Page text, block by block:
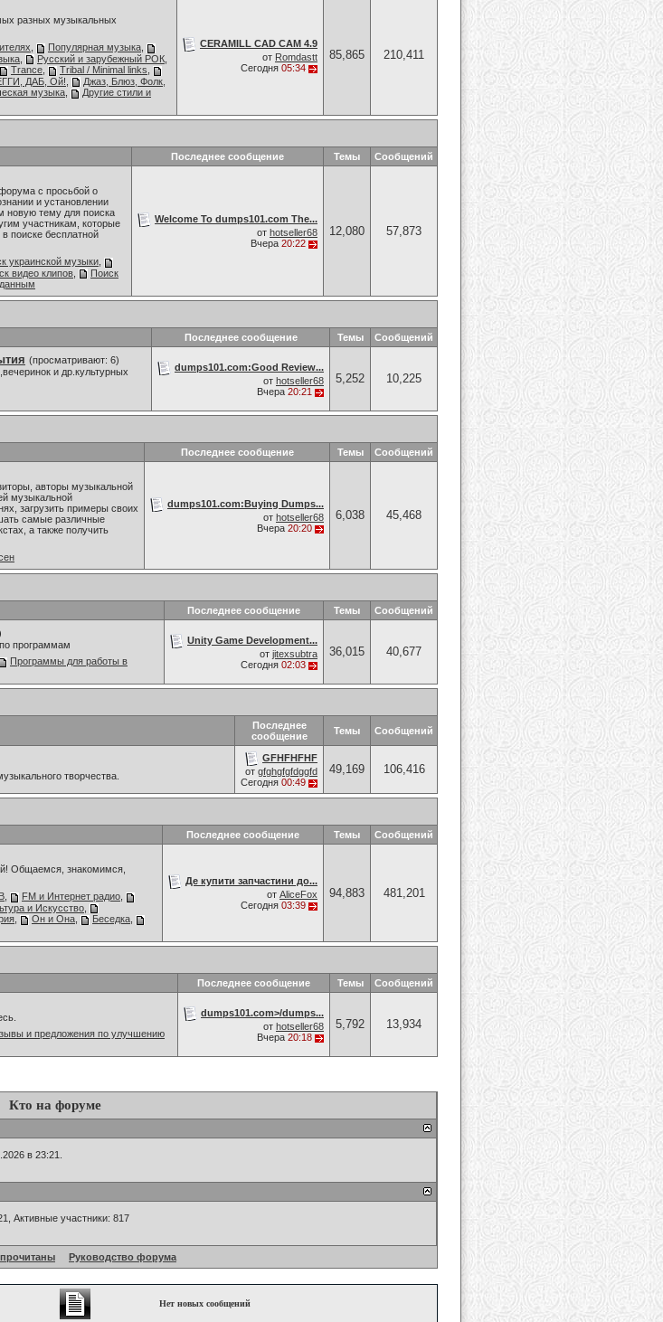
разных музыкальных
Популярная музыка
Русский и зарубежный РОК
Trance Tribal / Minimal links
ДАБ, Ой!
Джаз, Блюз, Фолк,
музыка
Другие стили и
CERAMILL CAD CAM 4.9
от Romdastt
Сегодня 05:34
85,865 210,411
Последнее сообщение Темы Сообщений
с просьбой о
и установлении
новую тему для поиска
участникам, которые
поиске бесплатной
украинской музыки
видео клипов
Поиск
Welcome To dumps101.com The...
от hotseller68
Вчера 20:22
12,080 57,873
Последнее сообщение Темы Сообщений
(просматривают: 6)
и др.культурных
dumps101.com:Good Review...
от hotseller68
Вчера 20:21
5,252 10,225
Последнее сообщение Темы Сообщений
авторы музыкальной
музыкальной
загрузить примеры своих
самые различные
а также получить
dumps101.com:Buying Dumps...
от hotseller68
Вчера 20:20
6,038 45,468
Последнее сообщение Темы Сообщений
программам
Программы для работы в
Unity Game Development...
от jitexsubtra
Сегодня 02:03
36,015 40,677
Последнее
сообщение
Темы Сообщений
творчества.
GFHFHFHF
от gfghgfgfdggfd
Сегодня 00:49
49,169 106,416
Последнее сообщение Темы Сообщений
Общаемся, знакомимся,
FM и Интернет радио
и Искусство
Он и Она Беседка
Де купити запчастини до...
от AliceFox
Сегодня 03:39
94,883 481,201
Последнее сообщение Темы Сообщений
и предложения по улучшению
dumps101.com>/dumps...
от hotseller68
Вчера 20:18
5,792 13,934
Кто на форуме
в 23:21.
Активные участники: 817
Руководство форума
Нет новых сообщений